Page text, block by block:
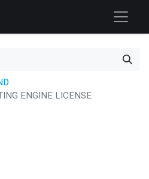
ENGINE LICENSE